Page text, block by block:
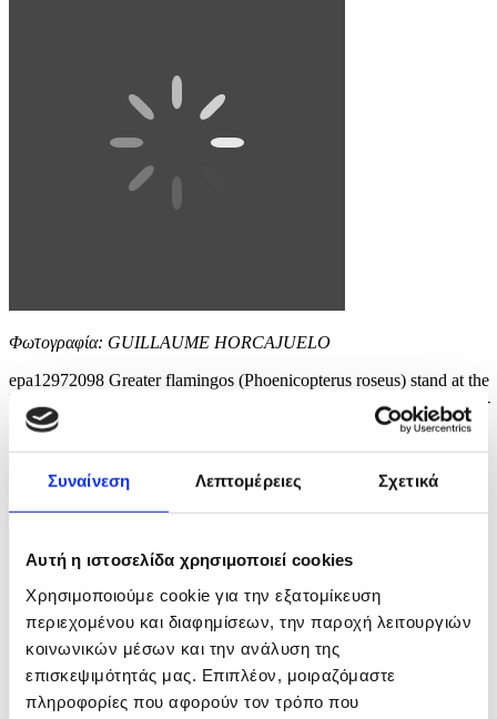
Συναίνεση Λεπτομέρειες Σχετικά
Αυτή η ιστοσελίδα χρησιμοποιεί cookies
Χρησιμοποιούμε cookie για την εξατομίκευση
περιεχομένου και διαφημίσεων, την παροχή λειτουργιών
κοινωνικών μέσων και την ανάλυση της
επισκεψιμότητάς μας. Επιπλέον, μοιραζόμαστε
πληροφορίες που αφορούν τον τρόπο που
Φωτογραφία: GUILLAUME HORCAJUELO
epa12972098 Greater flamingos (Phoenicopterus roseus) stand at the
Pont de Gau Ornithological Park in the Camargue area, near Saintes-
Maries-de-la-Mer, France, 18 May 2026. The park is known for
allowing visitors to observe flamingos and other bird species in their
Biosphere Reserve, is the...
6 / 8